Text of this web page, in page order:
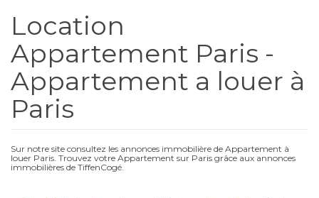
Location
Appartement Paris -
Appartement a louer à
Paris
Sur notre site consultez les annonces immobilière de Appartement à
louer Paris. Trouvez votre Appartement sur Paris grâce aux annonces
immobilières de TiffenCogé.